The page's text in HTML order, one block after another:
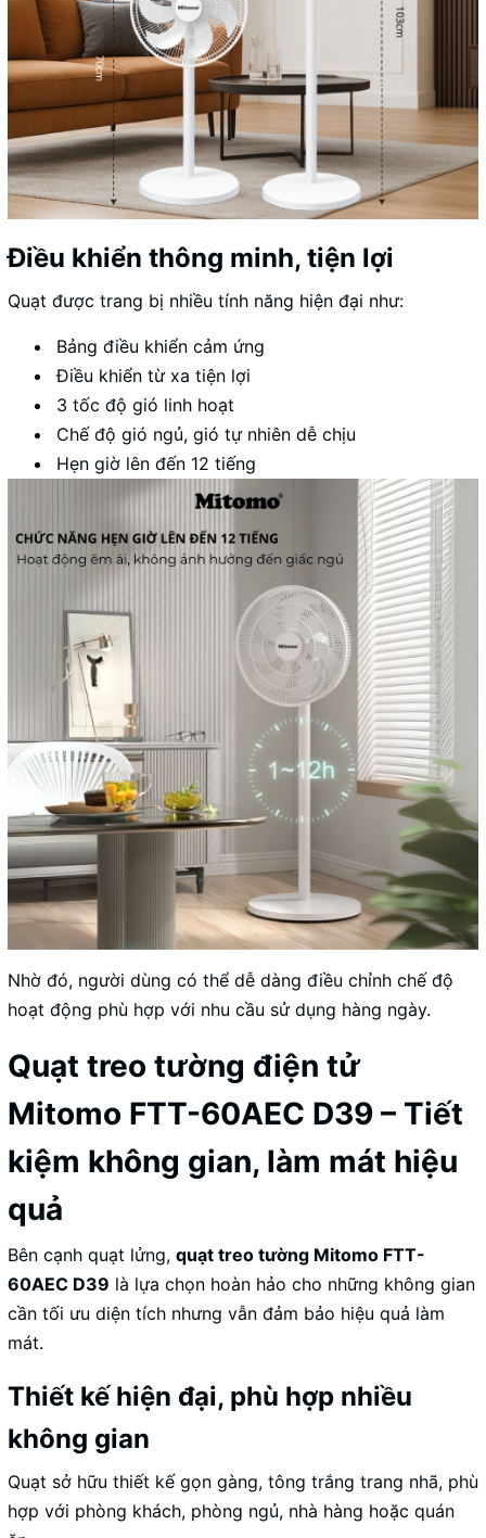
Điều khiển thông minh, tiện lợi
Quạt được trang bị nhiều tính năng hiện đại như:
Bảng điều khiển cảm ứng
Điều khiển từ xa tiện lợi
3 tốc độ gió linh hoạt
Chế độ gió ngủ, gió tự nhiên dễ chịu
Hẹn giờ lên đến 12 tiếng
Nhờ đó, người dùng có thể dễ dàng điều chỉnh chế độ
hoạt động phù hợp với nhu cầu sử dụng hàng ngày.
Quạt treo tường điện tử
Mitomo FTT-60AEC D39 – Tiết
kiệm không gian, làm mát hiệu
quả
Bên cạnh quạt lửng, quạt treo tường Mitomo FTT-
60AEC D39 là lựa chọn hoàn hảo cho những không gian
cần tối ưu diện tích nhưng vẫn đảm bảo hiệu quả làm
mát.
Thiết kế hiện đại, phù hợp nhiều
không gian
Quạt sở hữu thiết kế gọn gàng, tông trắng trang nhã, phù
hợp với phòng khách, phòng ngủ, nhà hàng hoặc quán